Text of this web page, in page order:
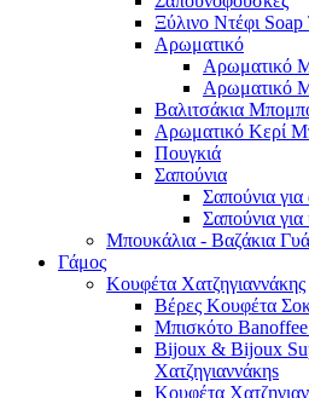
Ξύλινο Ντέφι Soap
Αρωματικό
Αρωματικό
Αρωματικό
Βαλιτσάκια
Αρωματικό Κερί
Πουγκιά
Σαπούνια
Σαπούνια για
Σαπούνια για
Μπουκάλια - Βαζάκια
Γάμος
Κουφέτα Χατζηγιαννάκης
Βέρες Κουφέτα
Μπισκότο
Bijoux & Bijoux
Χατζηγιαννάκηs
Κουφέτα